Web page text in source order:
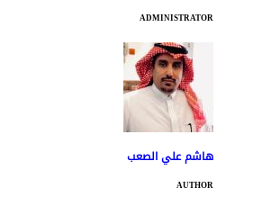
ADMINISTRATOR
هاشم علي الصعب
AUTHOR